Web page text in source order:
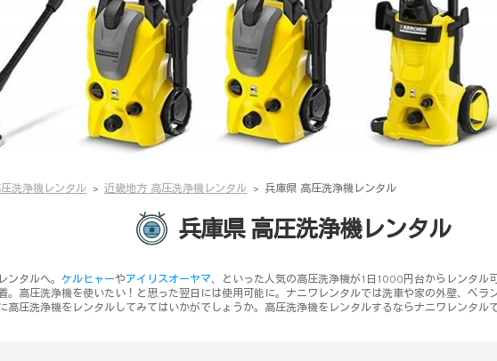
洗浄機レンタル 近畿地方 高圧洗浄機レンタル 兵庫県 高圧洗浄機レンタル
兵庫県 高圧洗浄機レンタル
ンタルへ。 ケルヒャーやアイリスオーヤマ、といった人気の高圧洗浄機が1日1000円台からレンタル
。高圧洗浄機を使いたい！と思った翌日には使用可能に。ナニワレンタルでは洗車や家の外壁、ベ
高圧洗浄機をレンタルしてみてはいかがでしょうか。高圧洗浄機をレンタルするならナニワレンタル